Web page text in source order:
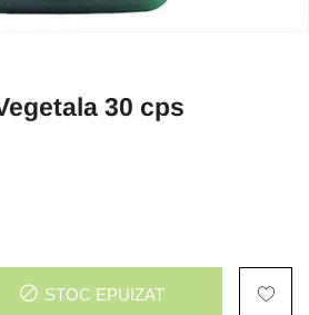
30 cps
STOC EPUIZAT